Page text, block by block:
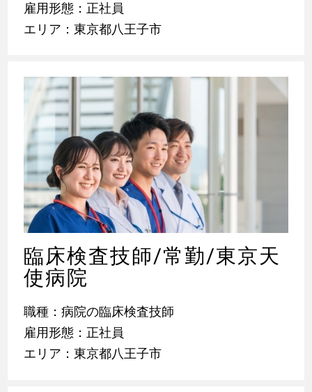
雇用形態：正社員
エリア：東京都八王子市
臨床検査技師/常勤/東京天
使病院
職種：病院の臨床検査技師
雇用形態：正社員
エリア：東京都八王子市